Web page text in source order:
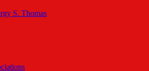
S. Thomas